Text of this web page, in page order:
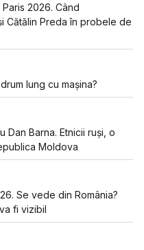
2026. Când
Cătălin Preda în probele de
lung cu mașina?
Dan Barna. Etnicii ruși, o
Moldova
Se vede din România?
fi vizibil